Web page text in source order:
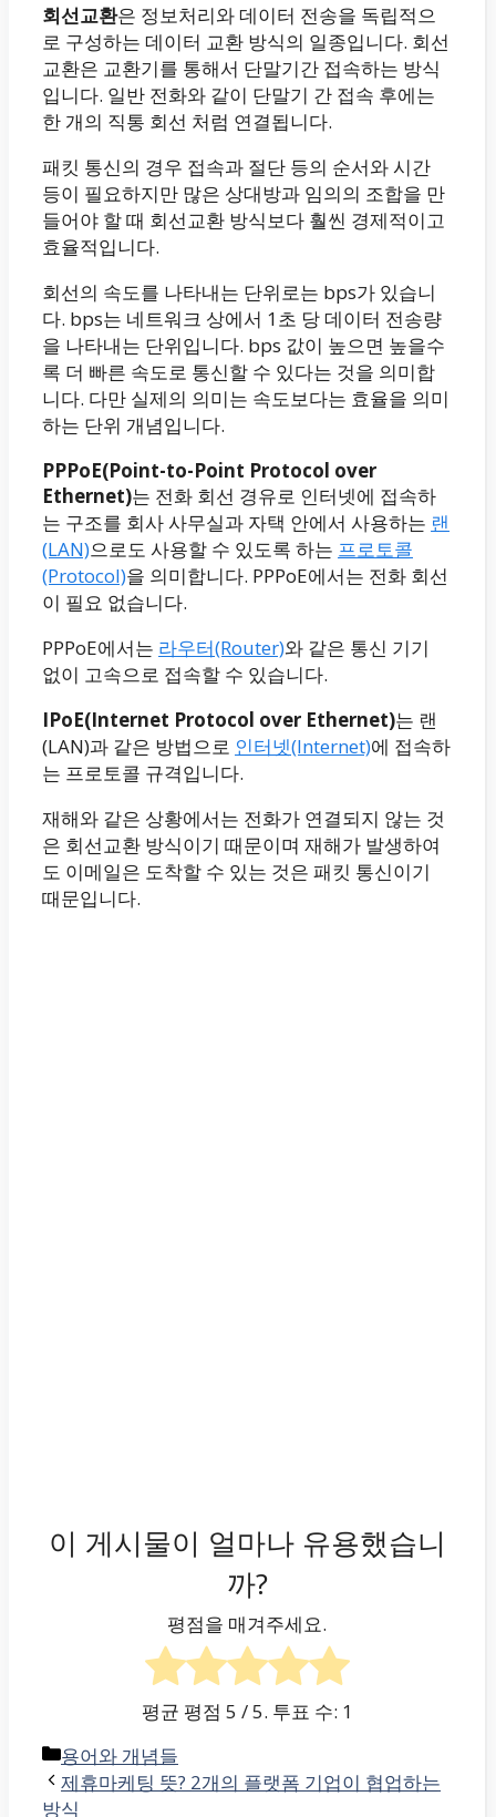
회선교환은 정보처리와 데이터 전송을 독립적으
로 구성하는 데이터 교환 방식의 일종입니다. 회선
교환은 교환기를 통해서 단말기간 접속하는 방식
입니다. 일반 전화와 같이 단말기 간 접속 후에는
한 개의 직통 회선 처럼 연결됩니다.
패킷 통신의 경우 접속과 절단 등의 순서와 시간
등이 필요하지만 많은 상대방과 임의의 조합을 만
들어야 할 때 회선교환 방식보다 훨씬 경제적이고
효율적입니다.
회선의 속도를 나타내는 단위로는 bps가 있습니
다. bps는 네트워크 상에서 1초 당 데이터 전송량
을 나타내는 단위입니다. bps 값이 높으면 높을수
록 더 빠른 속도로 통신할 수 있다는 것을 의미합
니다. 다만 실제의 의미는 속도보다는 효율을 의미
하는 단위 개념입니다.
PPPoE(Point-to-Point Protocol over
Ethernet)는 전화 회선 경유로 인터넷에 접속하
는 구조를 회사 사무실과 자택 안에서 사용하는 랜
(LAN)으로도 사용할 수 있도록 하는 프로토콜
(Protocol)을 의미합니다. PPPoE에서는 전화 회선
이 필요 없습니다.
PPPoE에서는 라우터(Router)와 같은 통신 기기
없이 고속으로 접속할 수 있습니다.
IPoE(Internet Protocol over Ethernet)는 랜
(LAN)과 같은 방법으로 인터넷(Internet)에 접속하
는 프로토콜 규격입니다.
재해와 같은 상황에서는 전화가 연결되지 않는 것
은 회선교환 방식이기 때문이며 재해가 발생하여
도 이메일은 도착할 수 있는 것은 패킷 통신이기
때문입니다.
이 게시물이 얼마나 유용했습니
까?
평점을 매겨주세요.
평균 평점 5 / 5. 투표 수: 1
카
테
고
용어와 개념들
제휴마케팅 뜻? 2개의 플랫폼 기업이 협업하는
방식